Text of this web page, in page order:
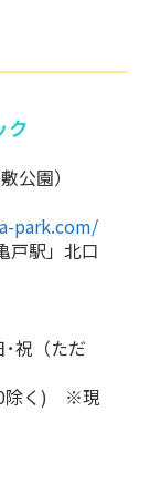
ク
公園）
park.com/
戸駅」北口
祝（ただ
除く) ※現